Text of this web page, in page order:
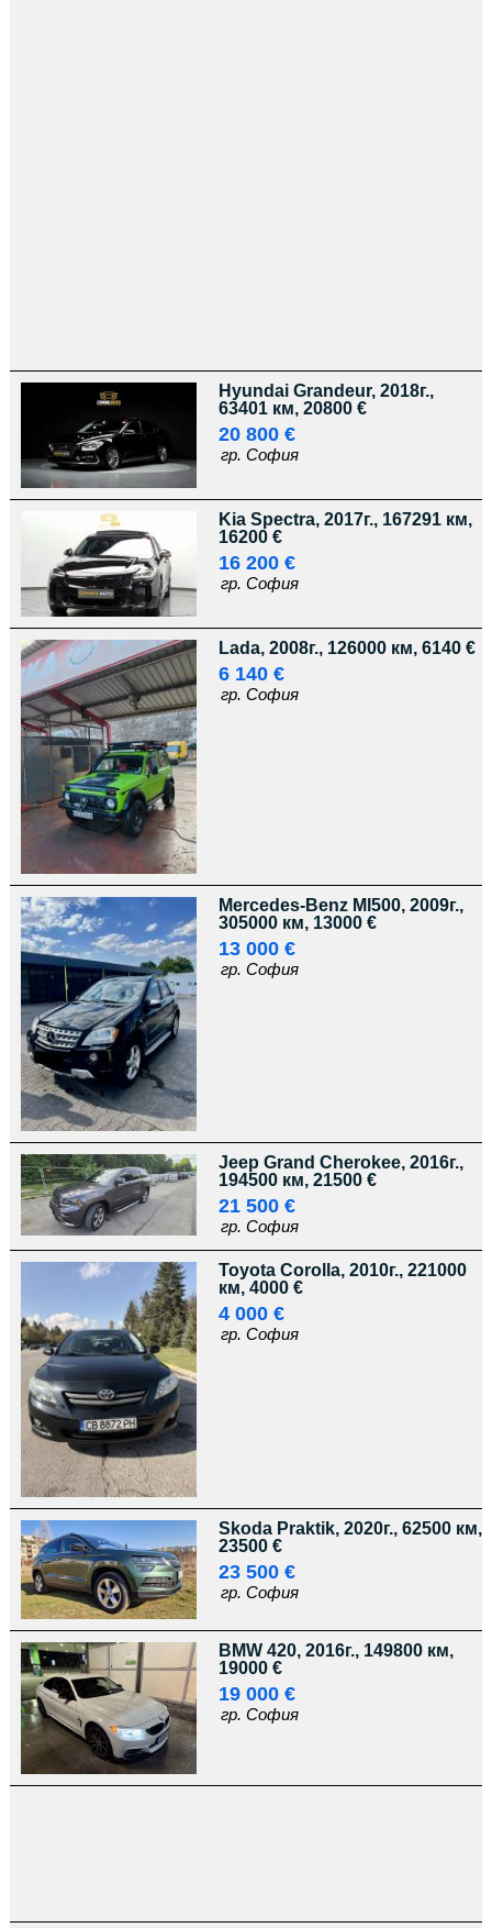
Hyundai Grandeur, 2018г.,
63401 км, 20800 €
20 800 €
гр. София
Kia Spectra, 2017г., 167291 км,
16200 €
16 200 €
гр. София
Lada, 2008г., 126000 км, 6140 €
6 140 €
гр. София
Mercedes-Benz Ml500, 2009г.,
305000 км, 13000 €
13 000 €
гр. София
Jeep Grand Cherokee, 2016г.,
194500 км, 21500 €
21 500 €
гр. София
Toyota Corolla, 2010г., 221000
км, 4000 €
4 000 €
гр. София
Skoda Praktik, 2020г., 62500 км,
23500 €
23 500 €
гр. София
BMW 420, 2016г., 149800 км,
19000 €
19 000 €
гр. София